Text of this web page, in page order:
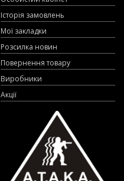
Історія замовлень
Мої закладки
Розсилка новин
Повернення товару
Виробники
Акції